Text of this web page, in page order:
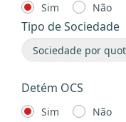
Sim Não
Tipo de Sociedade
Detém OCS
Sim Não